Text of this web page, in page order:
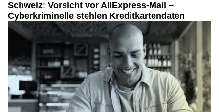
Schweiz: Vorsicht vor AliExpress-Mail –
Cyberkriminelle stehlen Kreditkartendaten